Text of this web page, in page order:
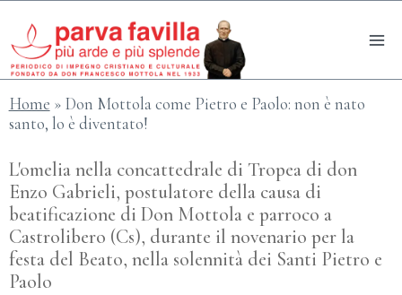
contenuto
Home » Don Mottola come Pietro e Paolo: non è nato
santo, lo è diventato!
L'omelia nella concattedrale di Tropea di don
Enzo Gabrieli, postulatore della causa di
beatificazione di Don Mottola e parroco a
Castrolibero (Cs), durante il novenario per la
festa del Beato, nella solennità dei Santi Pietro e
Paolo